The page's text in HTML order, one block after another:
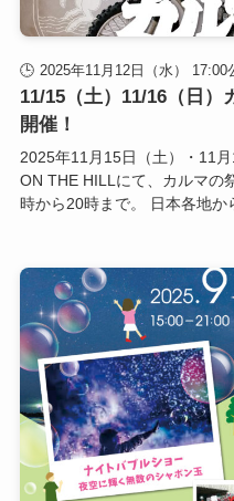
2025年11月12日（水） 17:00
11/15（土）11/16（日）
開催！
2025年11月15日（土）・11
ON THE HILLにて、カルマ
時から20時まで。 日本各地か